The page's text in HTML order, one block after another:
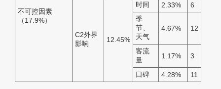
不可控因素
（17.9%）
C2外界
影响
12.45%
时间 2.33%
6
季
节、
天气
4.67% 12
客流
量
1.17% 3
口碑 4.28% 11